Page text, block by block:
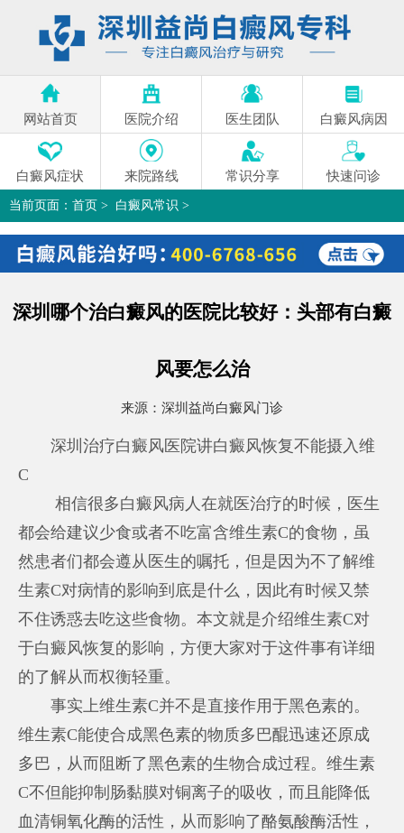
网站首页 医院介绍 医生团队 白癜风病因
白癜风症状 来院路线 常识分享 快速问诊
当前页面： 首页 > 白癜风常识 >
深圳哪个治白癜风的医院比较好：头部有白癜风要怎么治>
深圳哪个治白癜风的医院比较好：头部有白癜
风要怎么治
来源： 深圳益尚白癜风门诊
深圳治疗白癜风医院讲白癜风恢复不能摄入维
C
相信很多白癜风病人在就医治疗的时候，医生
都会给建议少食或者不吃富含维生素C的食物，虽
然患者们都会遵从医生的嘱托，但是因为不了解维
生素C对病情的影响到底是什么，因此有时候又禁
不住诱惑去吃这些食物。本文就是介绍维生素C对
于白癜风恢复的影响，方便大家对于这件事有详细
的了解从而权衡轻重。
事实上维生素C并不是直接作用于黑色素的。
维生素C能使合成黑色素的物质多巴醌迅速还原成
多巴，从而阻断了黑色素的生物合成过程。维生素
C不但能抑制肠黏膜对铜离子的吸收，而且能降低
血清铜氧化酶的活性，从而影响了酪氨酸酶活性，